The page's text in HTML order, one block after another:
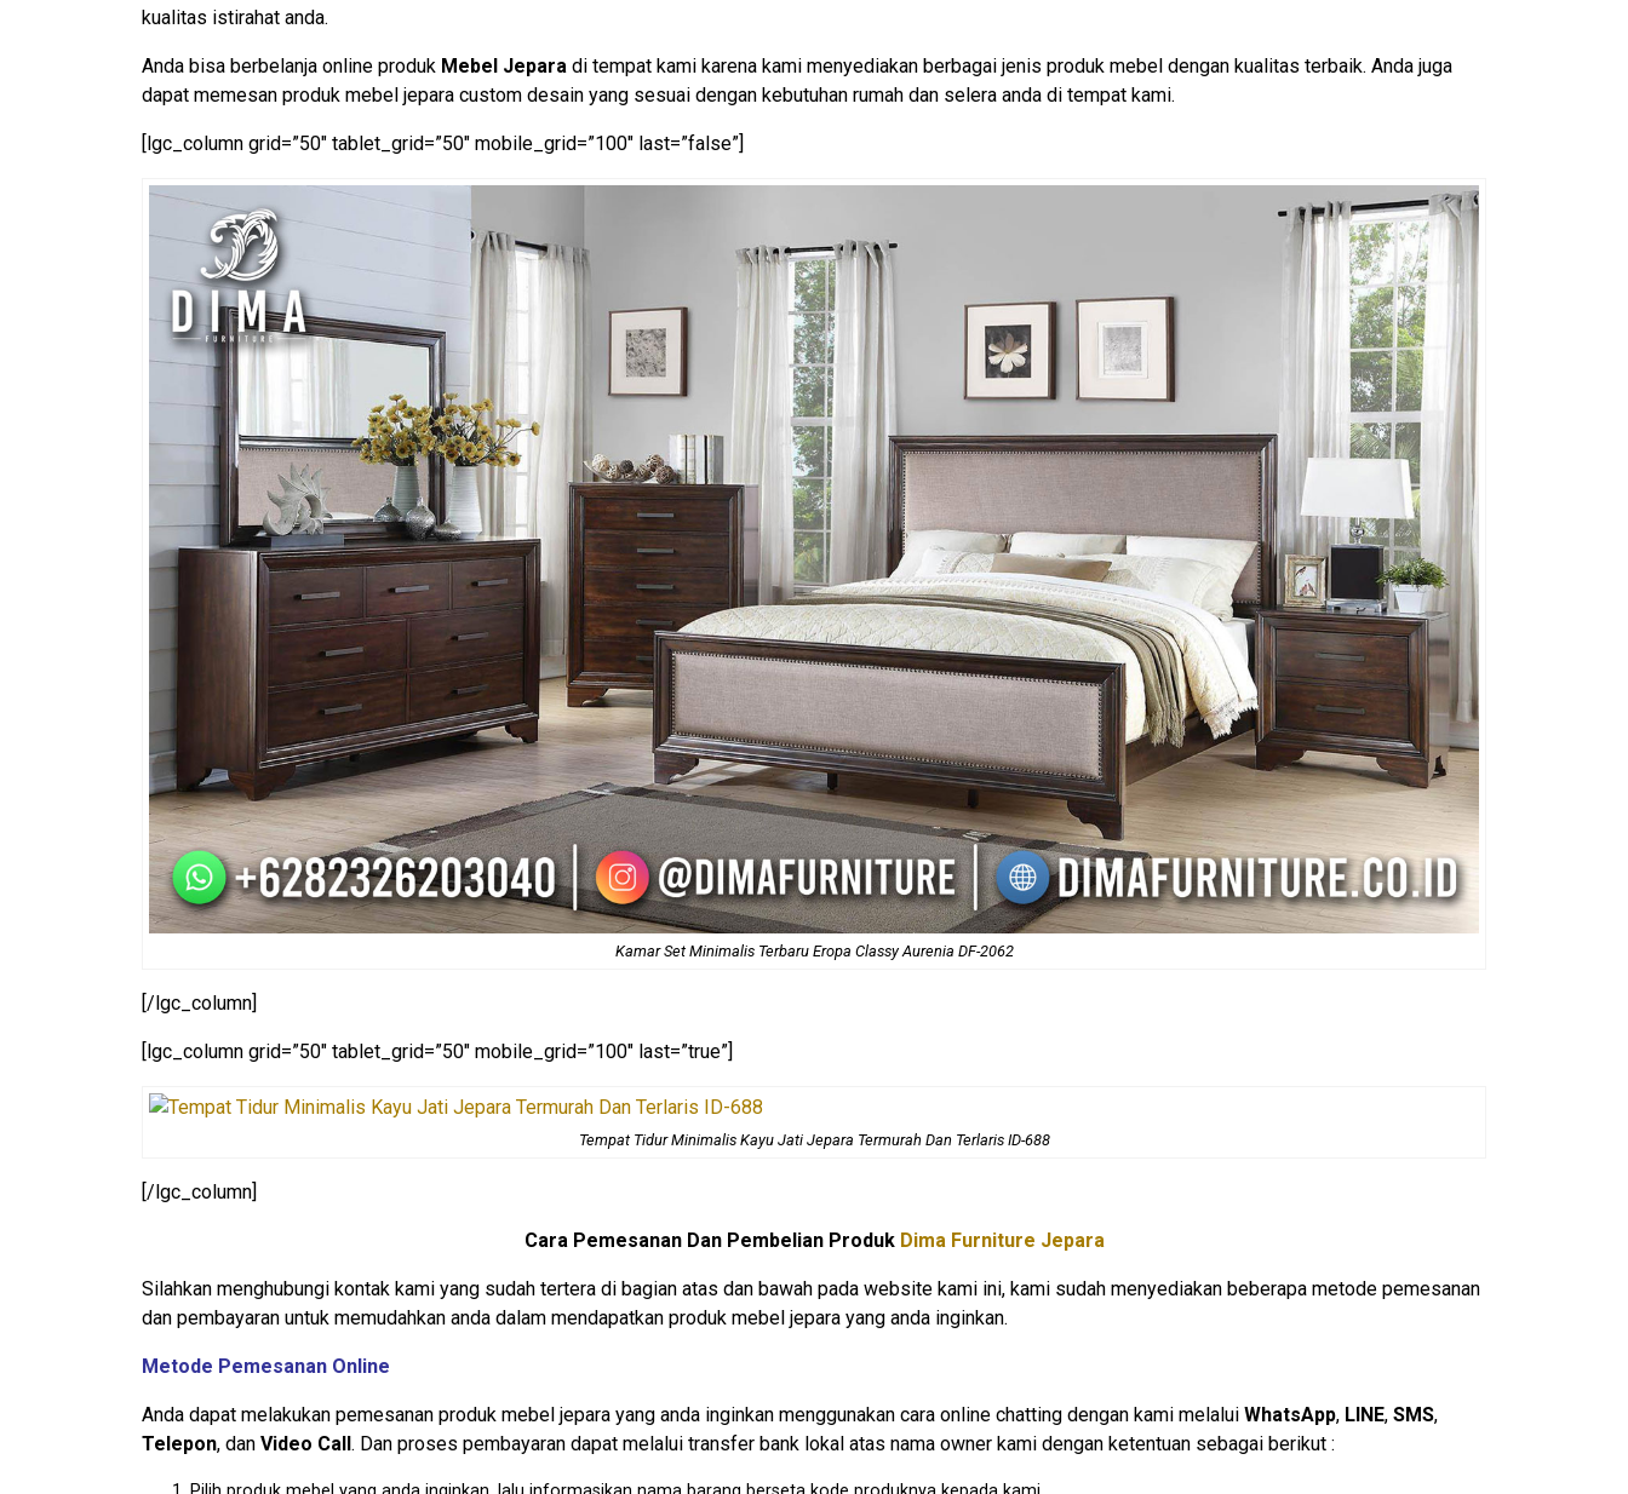
kualitas istirahat anda.
Anda bisa berbelanja online produk Mebel Jepara di tempat kami karena kami menyediakan berbagai jenis produk mebel dengan kualitas terbaik. Anda juga
dapat memesan produk mebel jepara custom desain yang sesuai dengan kebutuhan rumah dan selera anda di tempat kami.
[lgc_column grid=”50″ tablet_grid=”50″ mobile_grid=”100″ last=”false”]
Kamar Set Minimalis Terbaru Eropa Classy Aurenia DF-2062
[/lgc_column]
[lgc_column grid=”50″ tablet_grid=”50″ mobile_grid=”100″ last=”true”]
Tempat Tidur Minimalis Kayu Jati Jepara Termurah Dan Terlaris ID-688
[/lgc_column]
Cara Pemesanan Dan Pembelian Produk Dima Furniture Jepara
Silahkan menghubungi kontak kami yang sudah tertera di bagian atas dan bawah pada website kami ini, kami sudah menyediakan beberapa metode pemesanan
dan pembayaran untuk memudahkan anda dalam mendapatkan produk mebel jepara yang anda inginkan.
Metode Pemesanan Online
Anda dapat melakukan pemesanan produk mebel jepara yang anda inginkan menggunakan cara online chatting dengan kami melalui WhatsApp, LINE, SMS,
Telepon, dan Video Call . Dan proses pembayaran dapat melalui transfer bank lokal atas nama owner kami dengan ketentuan sebagai berikut :